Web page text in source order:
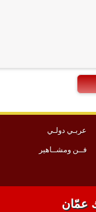
عربـي دولـي
فــن ومشــاهير
عمّان